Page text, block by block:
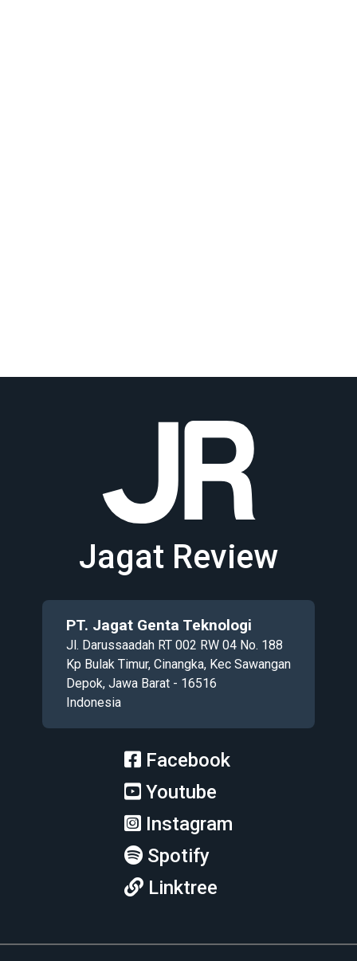
Jagat Review
PT. Jagat Genta Teknologi
Jl. Darussaadah RT 002 RW 04 No. 188
Kp Bulak Timur, Cinangka, Kec Sawangan
Depok, Jawa Barat - 16516
Indonesia
Facebook
Youtube
Instagram
Spotify
Linktree